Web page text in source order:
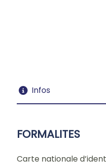
Infos
FORMALITES
Carte nationale